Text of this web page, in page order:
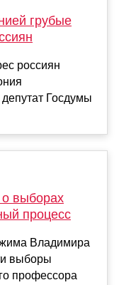
грубые
россиян
Госдумы
выборах
процесс
Владимира
выборы
профессора